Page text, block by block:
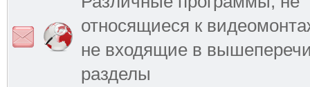
относящиеся к
не входящие в
разделы